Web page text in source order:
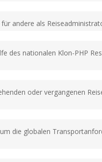
andere als
des nationalen Klon-PHP
oder vergangenen
die globalen